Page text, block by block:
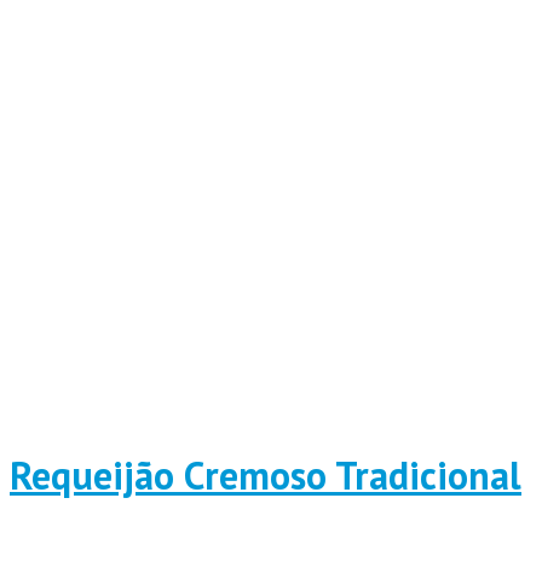
Requeijão Cremoso Tradicional